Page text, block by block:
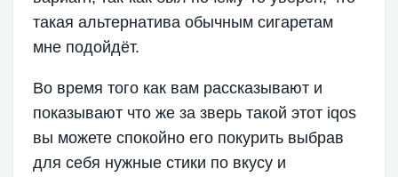
такая альтернатива обычным сигаретам
мне подойдёт.
Во время того как вам рассказывают и
показывают что же за зверь такой этот iqos
вы можете спокойно его покурить выбрав
для себя нужные стики по вкусу и